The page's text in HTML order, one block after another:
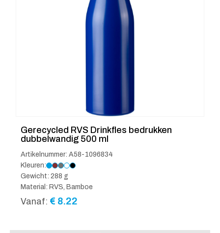
Gerecycled RVS Drinkfles bedrukken
dubbelwandig 500 ml
Artikelnummer: A58-1096834
Kleuren:
Gewicht: 288 g
Material: RVS, Bamboe
Vanaf: € 8.22